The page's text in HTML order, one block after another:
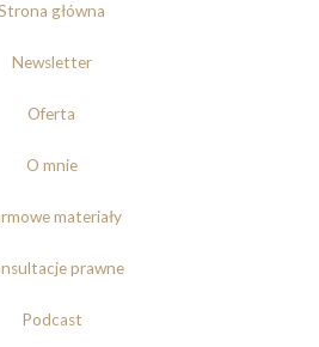
główna
Newsletter
Oferta
O mnie
materiały
prawne
Podcast